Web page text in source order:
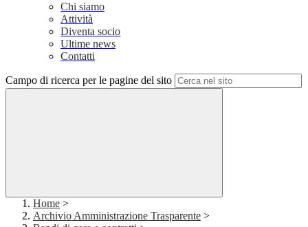
Chi siamo
Attività
Diventa socio
Ultime news
Contatti
Campo di ricerca per le pagine del sito
Home >
Archivio Amministrazione Trasparente >